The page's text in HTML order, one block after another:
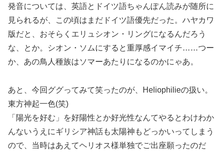
発音については、英語とドイツ語ちゃんぽん読みが随所に
見られるが、この頃はまだドイツ語優先だった。ハヤカワ
版だと、おそらくエリュシオン・リングになるんだろう
な、とか。シオン・ソムにすると重厚感イマイチ……つー
か、あの鳥人種族はソマーあたりになるのかにゃあ。
あと、今回ググってみて笑ったのが、Heliophilieの扱い。
東方神起一色(笑)
「陽光を好む」を好陽性とか好光性なんてやるとわけわか
んないうえにギリシア神話も太陽神もどっかいってしまう
ので、当時はあえてヘリオス様単独でご出座願ったのだ